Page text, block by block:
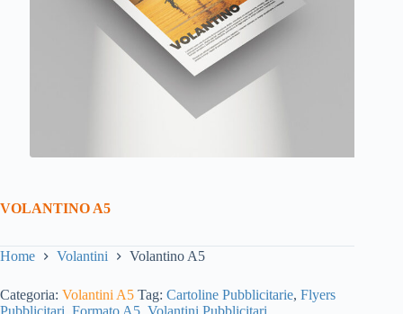
VOLANTINO A5
Home Volantini Volantino A5
Categoria: Volantini A5 Tag: Cartoline Pubblicitarie, Flyers
Pubblicitari Formato A5 Volantini Pubblicitari